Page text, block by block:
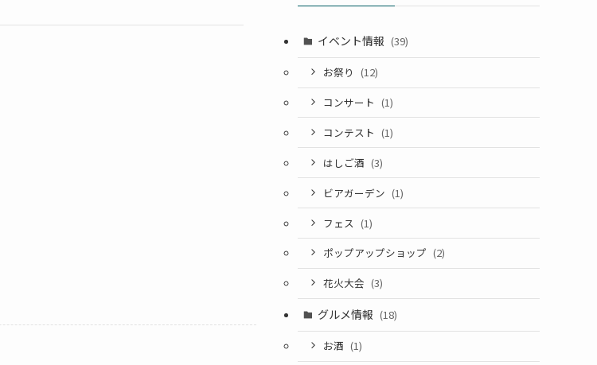
イベント情報 (39)
お祭り (12)
コンサート (1)
コンテスト (1)
はしご酒 (3)
ビアガーデン (1)
フェス (1)
ポップアップショップ (2)
花火大会 (3)
グルメ情報 (18)
お酒 (1)